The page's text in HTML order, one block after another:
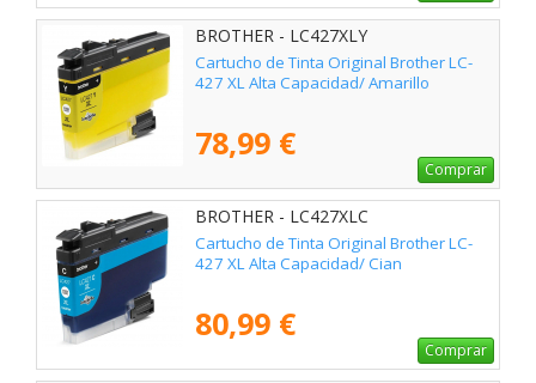
BROTHER - LC427XLY
Cartucho de Tinta Original Brother LC-
427 XL Alta Capacidad/ Amarillo
78,99 €
Comprar
BROTHER - LC427XLC
Cartucho de Tinta Original Brother LC-
427 XL Alta Capacidad/ Cian
80,99 €
Comprar